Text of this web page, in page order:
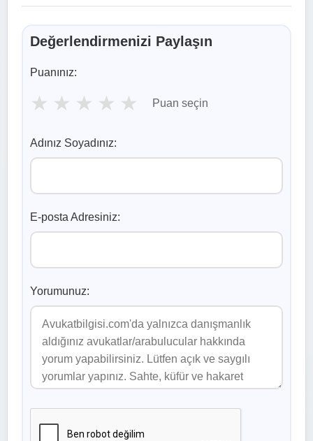
Değerlendirmenizi Paylaşın
Puanınız:
★ ★ ★ ★ ★ Puan seçin
Adınız Soyadınız:
E-posta Adresiniz:
Yorumunuz: